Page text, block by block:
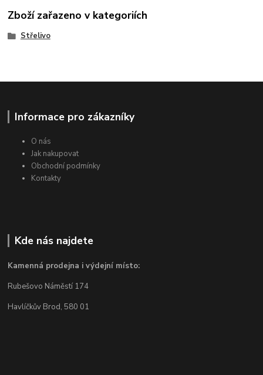
Zboží zařazeno v kategoriích
Střelivo
Informace pro zákazníky
O nás
Jak nakupovat
Obchodní podmínky
Kontakty
Kde nás najdete
Kamenná prodejna i výdejní místo:
Rubešovo Náměstí 174
Havlíčkův Brod, 580 01